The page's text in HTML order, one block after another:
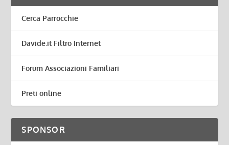
Cerca Parrocchie
Davide.it Filtro Internet
Forum Associazioni Familiari
Preti online
SPONSOR